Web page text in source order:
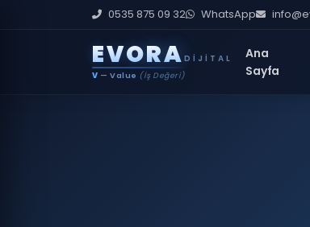
0535 875 09 32 WhatsApp
EVORA DIJITAL
V — Value (İş Değeri)
Ana
Sayfa